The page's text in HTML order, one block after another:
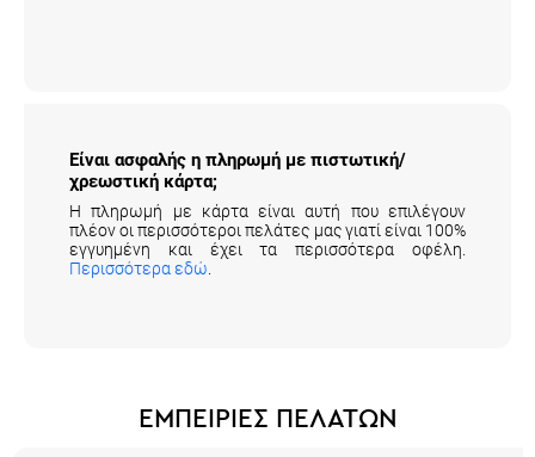
Είναι ασφαλής η πληρωμή με πιστωτική/
χρεωστική κάρτα;
Η πληρωμή με κάρτα είναι αυτή που επιλέγουν
πλέον οι περισσότεροι πελάτες μας γιατί είναι 100%
εγγυημένη και έχει τα περισσότερα οφέλη.
Περισσότερα εδώ
ΕΜΠΕΙΡΙΕΣ ΠΕΛΑΤΩΝ